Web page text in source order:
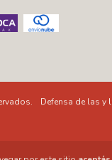
Defensa de las y